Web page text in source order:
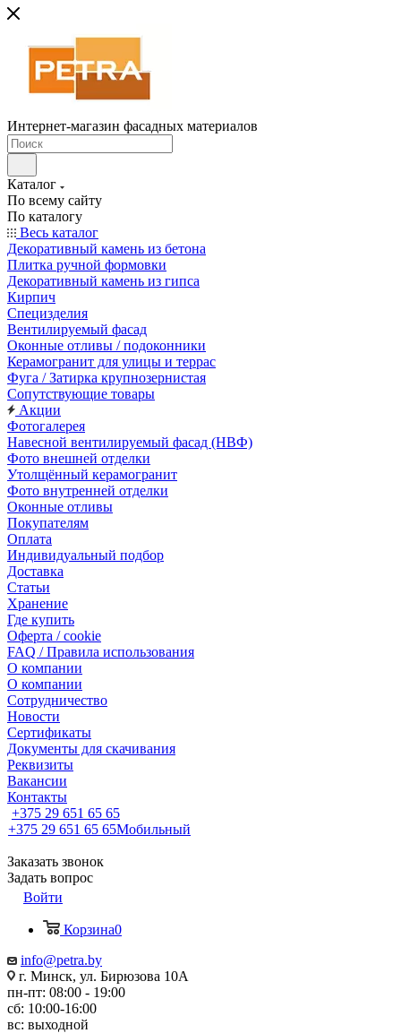
Интернет-магазин фасадных материалов
Каталог
По всему сайту
По каталогу
Весь каталог
Декоративный камень из бетона
Плитка ручной формовки
Декоративный камень из гипса
Кирпич
Специзделия
Вентилируемый фасад
Оконные отливы / подоконники
Керамогранит для улицы и террас
Фуга / Затирка крупнозернистая
Сопутствующие товары
Акции
Фотогалерея
Навесной вентилируемый фасад (НВФ)
Фото внешней отделки
Утолщённый керамогранит
Фото внутренней отделки
Оконные отливы
Покупателям
Оплата
Индивидуальный подбор
Доставка
Статьи
Хранение
Где купить
Оферта / cookie
FAQ / Правила использования
О компании
О компании
Сотрудничество
Новости
Сертификаты
Документы для скачивания
Реквизиты
Вакансии
Контакты
+375 29 651 65 65
+375 29 651 65 65Мобильный
Заказать звонок
Задать вопрос
Войти
Корзина0
info@petra.by
г. Минск, ул. Бирюзова 10А
пн-пт: 08:00 - 19:00
сб: 10:00-16:00
вс: выходной